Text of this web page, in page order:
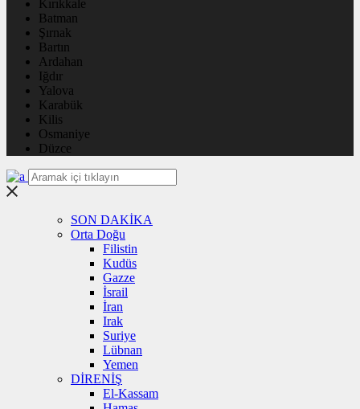
Kırıkkale
Batman
Şırnak
Bartın
Ardahan
Iğdır
Yalova
Karabük
Kilis
Osmaniye
Düzce
SON DAKİKA
Orta Doğu
Filistin
Kudüs
Gazze
İsrail
İran
Irak
Suriye
Lübnan
Yemen
DİRENİŞ
El-Kassam